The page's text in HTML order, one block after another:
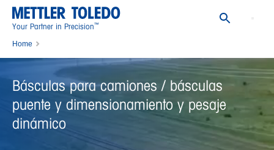
Your Partner in Precision™
Home
Básculas para camiones / básculas puente y dimensionamiento y pesaje
Básculas para camiones / básculas
puente y dimensionamiento y pesaje
dinámico